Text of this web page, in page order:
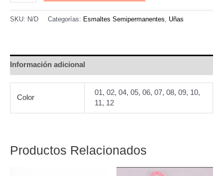
Semipermanentes
Charm
Aurora
hadas
cantidad
SKU: N/D Categorías: Esmaltes Semipermanentes, Uñas
Información adicional
Color
01, 02, 04, 05, 06, 07, 08, 09, 10,
11, 12
Productos Relacionados